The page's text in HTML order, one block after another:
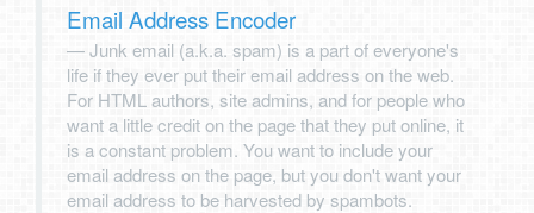
Email Address Encoder
Junk email (a.k.a. spam) is a part of everyone's
life if they ever put their email address on the web.
For HTML authors, site admins, and for people who
want a little credit on the page that they put online, it
is a constant problem. You want to include your
email address on the page, but you don't want your
email address to be harvested by spambots.